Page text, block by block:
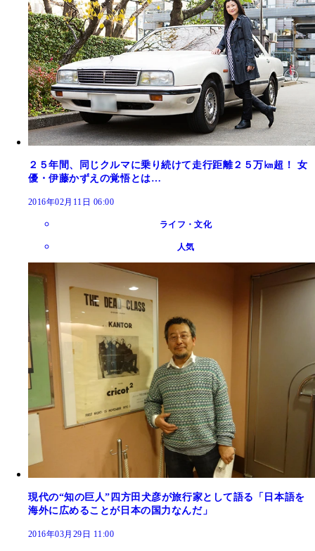
２５年間、同じクルマに乗り続けて走行距離２５万㎞超！ 女
優・伊藤かずえの覚悟とは…
2016年02月11日 06:00
ライフ・文化
人気
現代の“知の巨人”四方田犬彦が旅行家として語る「日本語を
海外に広めることが日本の国力なんだ」
2016年03月29日 11:00